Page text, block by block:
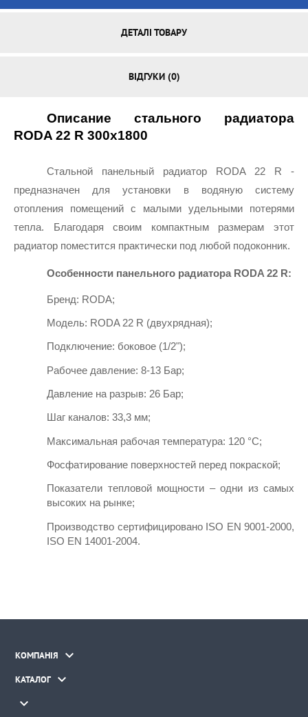
ДЕТАЛІ ТОВАРУ
ВІДГУКИ (0)
Описание стального радиатора
RODA 22 R 300х1800
Стальной панельный радиатор RODA 22 R -
предназначен для установки в водяную систему
отопления помещений с малыми удельными потерями
тепла. Благодаря своим компактным размерам этот
радиатор поместится практически под любой подоконник.
Особенности панельного радиатора RODA 22 R:
Бренд: RОDA;
Модель: RODA 22 R (двухрядная);
Подключение: боковое (1/2");
Рабочее давление: 8-13 Бар;
Давление на разрыв: 26 Бар;
Шаг каналов: 33,3 мм;
Максимальная рабочая температура: 120 °С;
Фосфатирование поверхностей перед покраской;
Показатели тепловой мощности – одни из самых
высоких на рынке;
Производство сертифицировано ISO EN 9001-2000,
ISO EN 14001-2004.
КОМПАНІЯ 
КАТАЛОГ 
